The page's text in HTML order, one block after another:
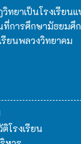
ทยาเป็นโรงเรียน
ที่การศึกษามัธยม
รียนพลวงวิทยาคม
โรงเรียน